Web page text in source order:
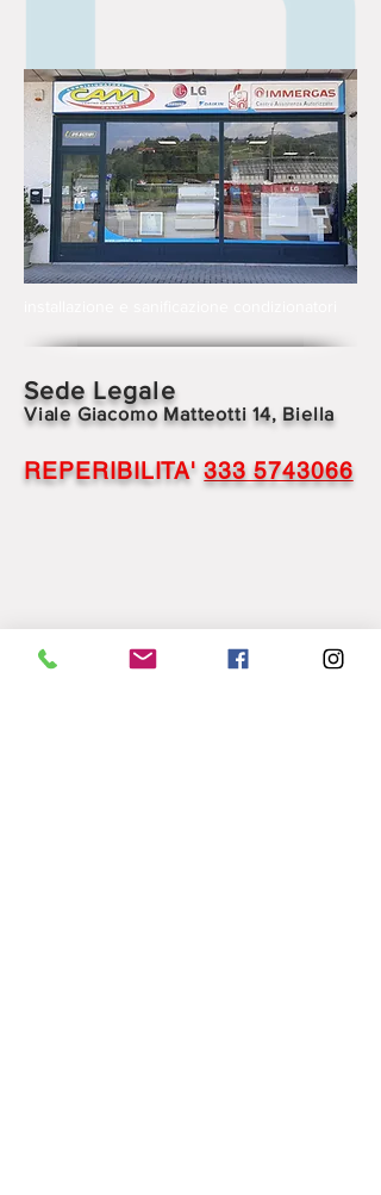
Sede Legale
Viale Giacomo Matteotti 14, Biella
REPERIBILITA'333 5743066